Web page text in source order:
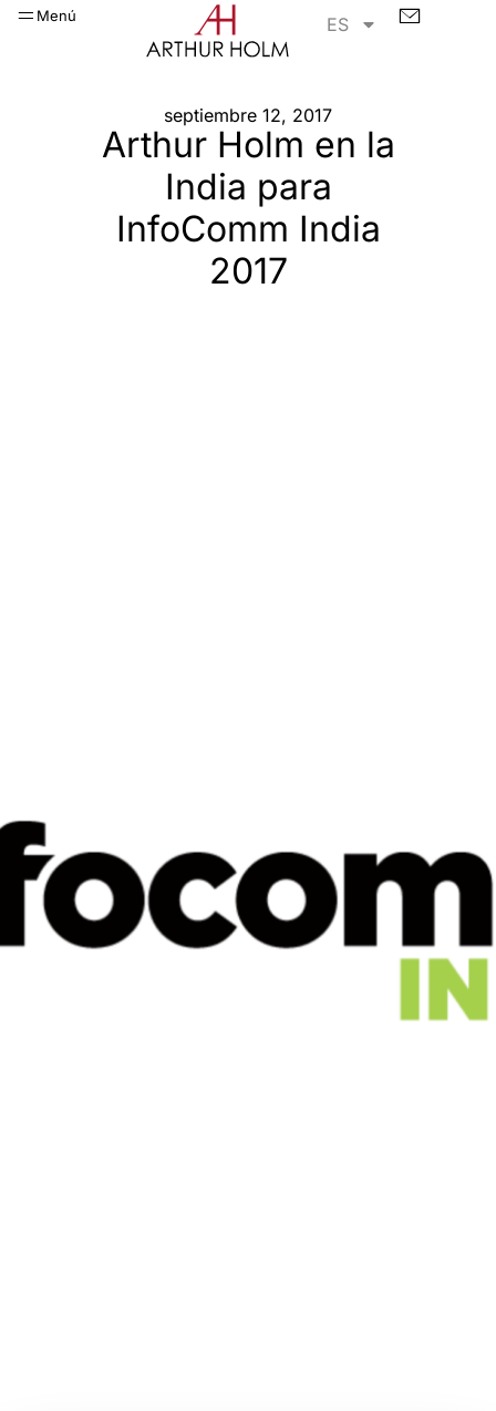
Menú ES
septiembre 12, 2017
Arthur Holm en la
India para
InfoComm India
2017